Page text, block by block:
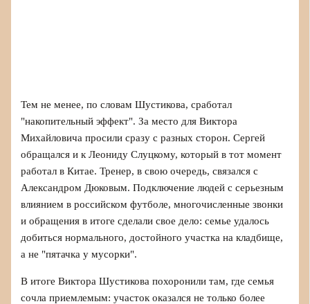
Тем не менее, по словам Шустикова, сработал
"накопительный эффект". За место для Виктора
Михайловича просили сразу с разных сторон. Сергей
обращался и к Леониду Слуцкому, который в тот момент
работал в Китае. Тренер, в свою очередь, связался с
Александром Дюковым. Подключение людей с серьезным
влиянием в российском футболе, многочисленные звонки
и обращения в итоге сделали свое дело: семье удалось
добиться нормального, достойного участка на кладбище,
а не "пятачка у мусорки".
В итоге Виктора Шустикова похоронили там, где семья
сочла приемлемым: участок оказался не только более